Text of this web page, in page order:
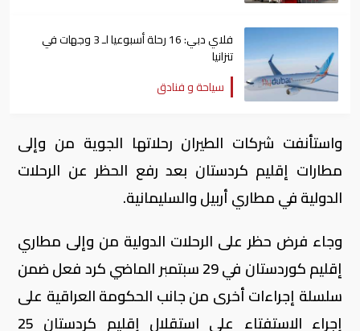
فلاي دبي: 16 رحلة أسبوعيا لـ 3 وجهات في
تنزانيا
سياحة و فنادق
واستأنفت شركات الطيران رحلاتها الجوية من وإلى
مطارات إقليم كردستان بعد رفع الحظر عن الرحلات
الدولية في مطاري أربيل والسليمانية.
وجاء فرض حظر على الرحلات الدولية من وإلى مطاري
إقليم كوردستان في 29 سبتمبر الماضي كرد فعل ضمن
سلسلة إجراءات أخرى من جانب الحكومة العراقية على
إجراء الاستفتاء على استقلال إقليم كردستان 25